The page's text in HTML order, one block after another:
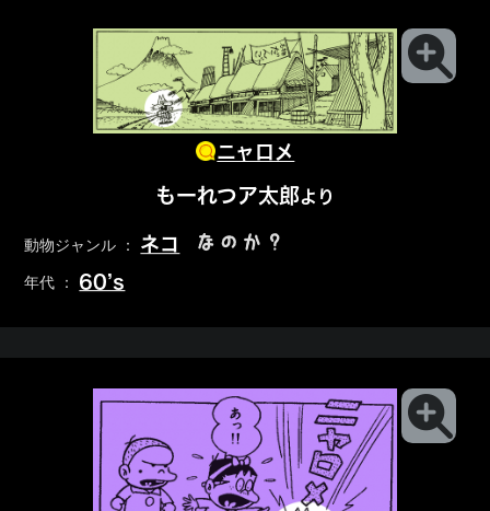
ニャロメ
もーれつア太郎より
動物ジャンル ： ネコ なのか？
年代 ： 60’s